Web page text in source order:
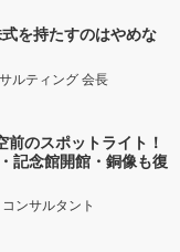
を持たすのはやめな
ルティング 会長
のスポットライト！
記念館開館・銅像も復
ンサルタント